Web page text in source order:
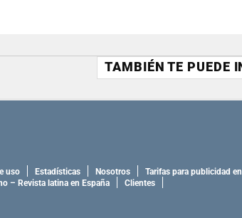
TAMBIÉN TE PUEDE
uso Estadísticas Nosotros Tarifas para publicidad
– Revista latina en España
Clientes